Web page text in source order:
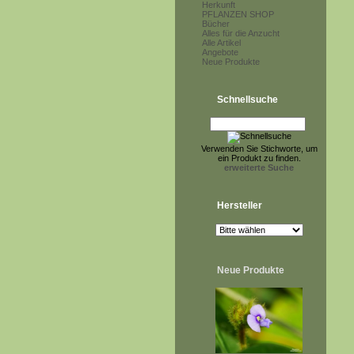
Herkunft
PFLANZEN SHOP
Bücher
Alles für die Anzucht
Alle Artikel
Angebote
Neue Produkte
Schnellsuche
Verwenden Sie Stichworte, um
ein Produkt zu finden.
erweiterte Suche
Hersteller
Neue Produkte